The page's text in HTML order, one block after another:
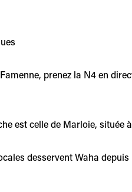
prenez la N4 en
est celle de Marloie, située
desservent Waha